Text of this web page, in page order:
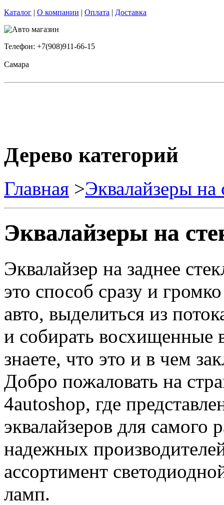
Каталог | О компании | Оплата | Доставка
Телефон: +7(908)911-66-15
Самара
Дерево категорий
Главная >Эквалайзеры на
Эквалайзеры на
Эквалайзер на заднее
это способ сразу и
авто, выделиться из
и собирать
знаете, что это и в чем
Добро пожаловать на
4autoshop, где
эквалайзеров для самого
надежных
ассортимент
ламп.